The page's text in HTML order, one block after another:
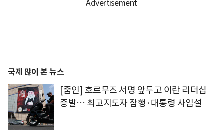
국제 많이 본 뉴스
[줌인] 호르무즈 서명 앞두고 이란 리더십
증발… 최고지도자 잠행·대통령 사임설